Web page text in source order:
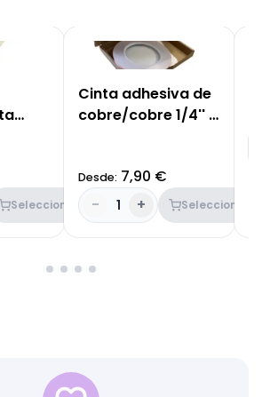
Seleccionar
Cinta adhesiva de
cobre/cobre 1/4'' -
Desde: 7,90 €
-
1 + Seleccionar